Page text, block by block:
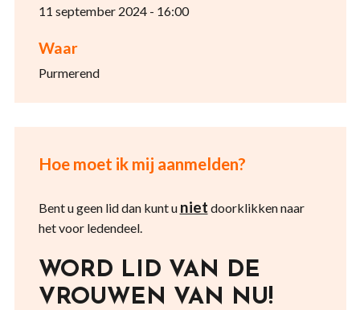
11 september 2024 - 16:00
Waar
Purmerend
Hoe moet ik mij aanmelden?
Bent u geen lid dan kunt u niet doorklikken naar
het voor ledendeel.
WORD LID VAN DE
VROUWEN VAN NU!